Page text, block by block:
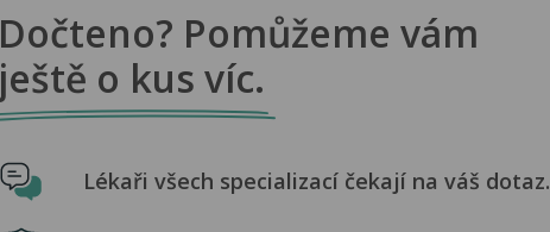
Dočteno? Pomůžeme vám
ještě o kus víc.
Lékaři všech specializací čekají na váš dotaz.